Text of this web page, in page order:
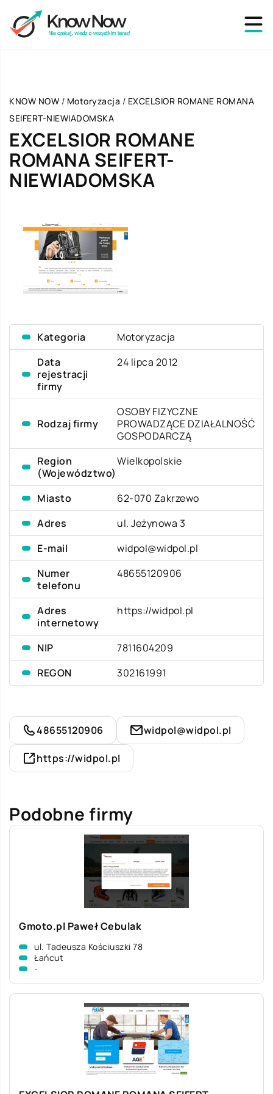
KNOW NOW / Motoryzacja / EXCELSIOR ROMANE ROMANA
SEIFERT-NIEWIADOMSKA
EXCELSIOR ROMANE
ROMANA SEIFERT-
NIEWIADOMSKA
Kategoria
Motoryzacja
Data
rejestracji
firmy
24 lipca 2012
Rodzaj firmy
OSOBY FIZYCZNE
PROWADZĄCE DZIAŁALNOŚĆ
GOSPODARCZĄ
Region
(Województwo)
Wielkopolskie
Miasto
62-070 Zakrzewo
Adres
ul. Jeżynowa 3
E-mail
widpol@widpol.pl
Numer
telefonu
48655120906
Adres
internetowy
https://widpol.pl
NIP
7811604209
REGON
302161991
48655120906 widpol@widpol.pl
https://widpol.pl
Podobne firmy
Gmoto.pl Paweł Cebulak
ul. Tadeusza Kościuszki 78
Łańcut
-